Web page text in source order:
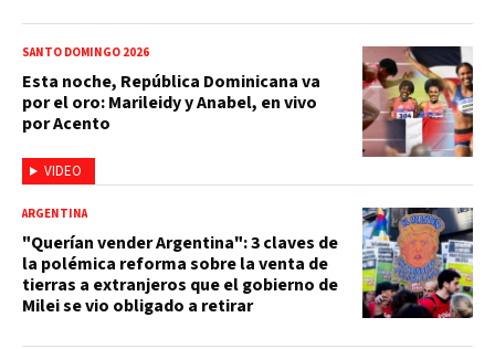
VIDEO
SANTO DOMINGO 2026
Esta noche, República Dominicana va
por el oro: Marileidy y Anabel, en vivo
por Acento
ARGENTINA
"Querían vender Argentina": 3 claves de
la polémica reforma sobre la venta de
tierras a extranjeros que el gobierno de
Milei se vio obligado a retirar